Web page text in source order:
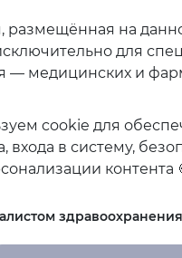
размещённая на
для
— медицинских и
cookie для
входа в систему,
контента
здравоохранения